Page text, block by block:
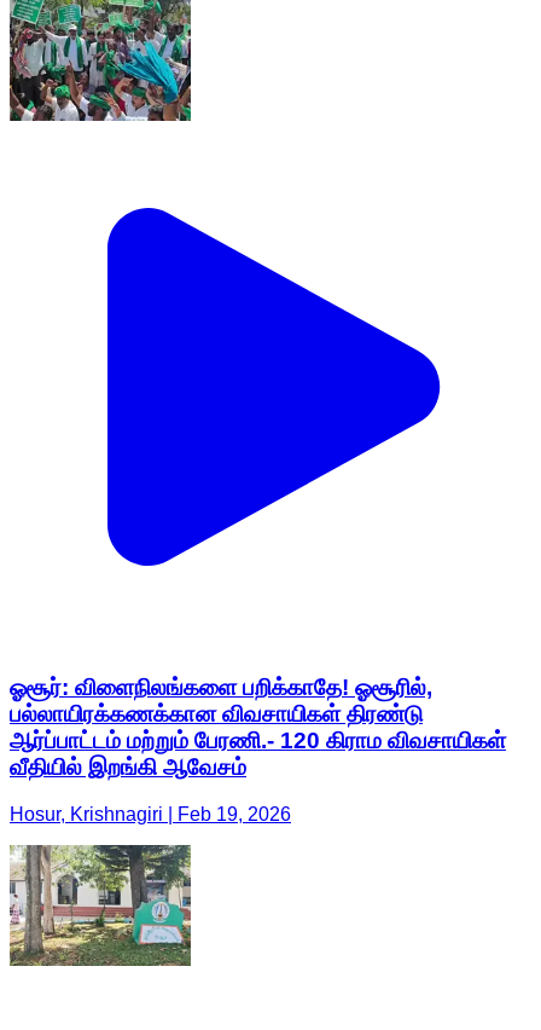
ஓசூர்: விளைநிலங்களை பறிக்காதே! ஓசூரில்,
பல்லாயிரக்கணக்கான விவசாயிகள் திரண்டு
ஆர்ப்பாட்டம் மற்றும் பேரணி.- 120 கிராம விவசாயிகள்
வீதியில் இறங்கி ஆவேசம்
Hosur, Krishnagiri | Feb 19, 2026